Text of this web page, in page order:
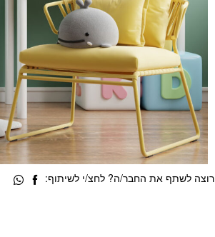
רוצה לשתף את החבר/ה? לחצ/י לשיתוף: